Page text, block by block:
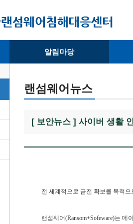
알림마당
· 뉴스레터
랜섬웨어뉴스
[ 보안뉴스 ] 사이버 생활
전 세계적으로 금전 확보를 목적
랜섬웨어(Ransom+Sofeware)는